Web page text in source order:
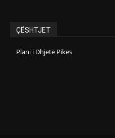
ÇËSHTJET
Plani i Dhjetë Pikës